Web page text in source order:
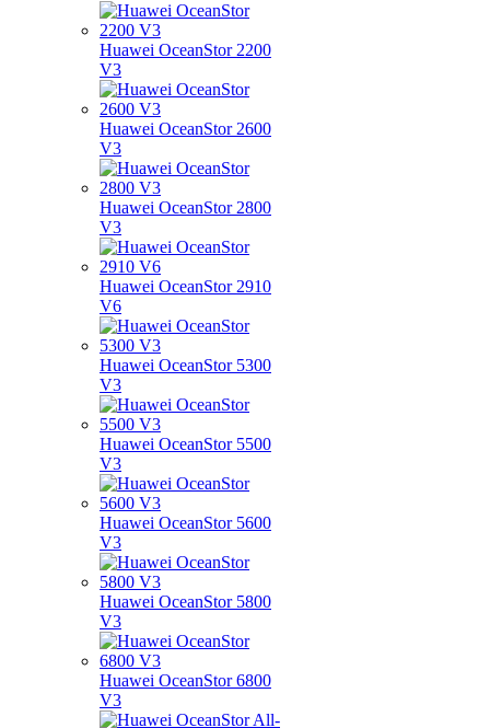
Huawei OceanStor 2200
V3
Huawei OceanStor 2600
V3
Huawei OceanStor 2800
V3
Huawei OceanStor 2910
V6
Huawei OceanStor 5300
V3
Huawei OceanStor 5500
V3
Huawei OceanStor 5600
V3
Huawei OceanStor 5800
V3
Huawei OceanStor 6800
V3